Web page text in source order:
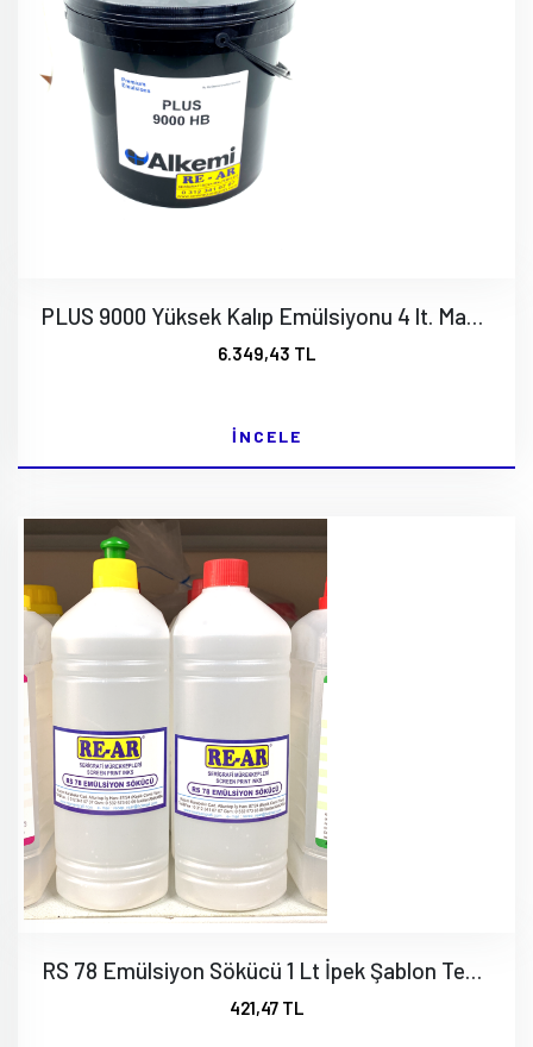
PLUS 9000 Yüksek Kalıp Emülsiyonu 4 lt. MacDermid - Alkemi
6.349,43 TL
İNCELE
RS 78 Emülsiyon Sökücü 1 Lt İpek Şablon Temizleyicisi
421,47 TL